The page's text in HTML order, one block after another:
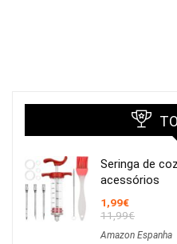
Seringa de
acessórios
1,99€
11,99€
Amazon Espanha